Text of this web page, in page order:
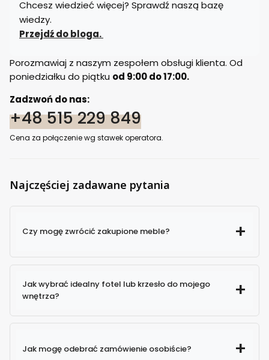
Chcesz wiedzieć więcej? Sprawdź naszą bazę
wiedzy.
Przejdź do bloga.
Porozmawiaj z naszym zespołem obsługi klienta. Od
poniedziałku do piątku od 9:00 do 17:00.
Zadzwoń do nas:
+48 515 229 849
Cena za połączenie wg stawek operatora.
Najczęściej zadawane pytania
Czy mogę zwrócić zakupione meble?
Jak wybrać idealny fotel lub krzesło do mojego
wnętrza?
Jak mogę odebrać zamówienie osobiście?